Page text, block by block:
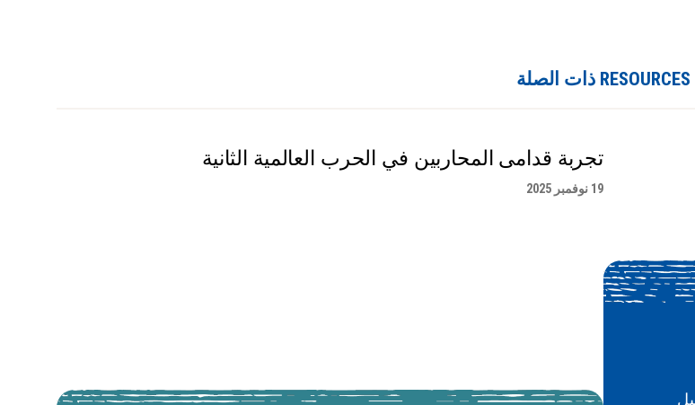
RESOURCES ذات الصلة
تجربة قدامى المحاربين في الحرب العالمية الثانية
19 نوفمبر 2025